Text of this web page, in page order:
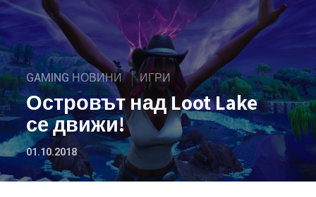
GAMING НОВИНИ ИГРИ
Островът над Loot Lake
се движи!
01.10.2018